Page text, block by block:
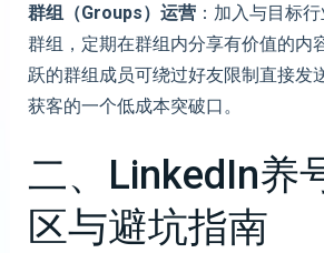
群组（Groups）运营：加入与目标
群组，定期在群组内分享有价值的内
跃的群组成员可绕过好友限制直接发
获客的一个低成本突破口。
二、LinkedIn养
区与避坑指南